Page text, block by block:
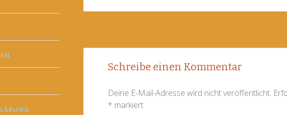
Post
Schreibe einen Kommentar
Deine E-Mail-Adresse wird nicht veröffentlicht.
* markiert